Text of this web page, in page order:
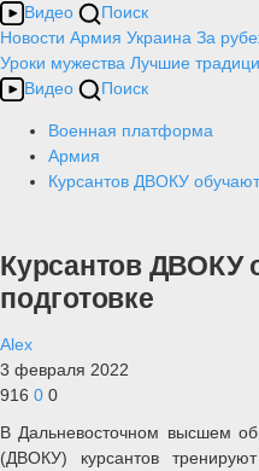
Видео
Поиск
Новости Армия Украина За
Уроки мужества Лучшие
Видео
Поиск
Военная платформа
Армия
Курсантов ДВОКУ
Курсантов ДВОКУ
подготовке
Alex
3 февраля 2022
916 0 0
В Дальневосточном высшем
(ДВОКУ) курсантов